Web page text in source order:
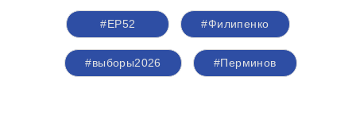
#ЕР52 #Филипенко
#выборы2026 #Перминов